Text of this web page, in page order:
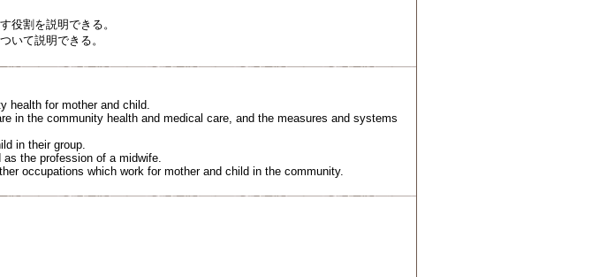
役割を説明できる。
いて説明できる。
health for mother and child.
in the community health and medical care, and the measures and systems
in their group.
the profession of a midwife.
occupations which work for mother and child in the community.
の意義
性と助産ケア
保健をめぐる諸問題と課題